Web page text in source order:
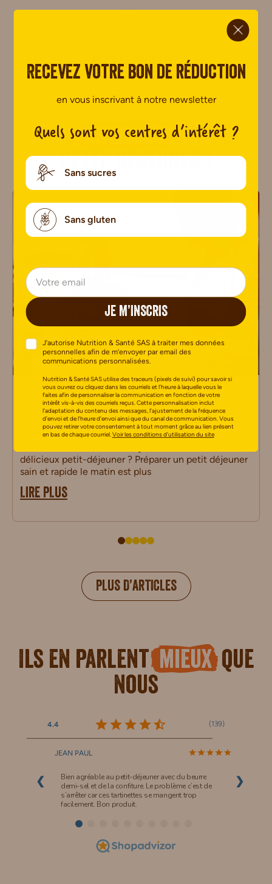
PLUS DE RECETTES
Nosarticles sur le
petit-déjeuner !
Tout savoir sur le petit-déjeuner
23/04/2025
6 idées de petit déjeuner sain et rapide
délicieux petit-déjeuner ? Préparer un petit déjeuner
sain et rapide le matin est plus
LIRE PLUS
PLUS D’ARTICLES
Ils en parlent mieuxque
nous
4.4 (139)
❮
JEAN PAUL
Bien agréable au petit-déjeuner avec du beurre
demi-sel et de la confiture. Le problème c’est de
s’arrêter car ces tartinettes se mangent trop
facilement. Bon produit.
❯
Recevez votre bon de réduction
en vous inscrivant à notre newsletter
Quels sont vos centres d’intérêt ?
Sans sucres
Sans gluten
JE M’INSCRIS
J’autorise Nutrition & Santé SAS à traiter mes données
personnelles afin de m’envoyer par email des
communications personnalisées.
Nutrition & Santé SAS utilise des traceurs (pixels de suivi) pour savoir si
vous ouvrez ou cliquez dans les courriels et l’heure à laquelle vous le
faites afin de personnaliser la communication en fonction de votre
intérêt vis-à-vis des courriels reçus. Cette personnalisation inclut
l’adaptation du contenu des messages, l’ajustement de la fréquence
d’envoi et de l’heure d’envoi ainsi que du canal de communication. Vous
pouvez retirer votre consentement à tout moment grâce au lien présent
en bas de chaque courriel.Voir les conditions d’utilisation du site